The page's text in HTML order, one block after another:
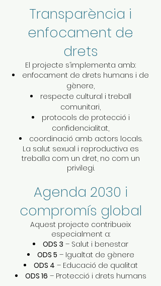
Transparència i
enfocament de
drets
El projecte s’implementa amb:
enfocament de drets humans i de
gènere,
respecte cultural i treball
comunitari,
protocols de protecció i
confidencialitat,
coordinació amb actors locals.
La salut sexual i reproductiva es
treballa com un dret, no com un
privilegi.
Agenda 2030 i
compromís global
Aquest projecte contribueix
especialment a:
ODS 3 – Salut i benestar
ODS 5 – Igualtat de gènere
ODS 4 – Educació de qualitat
ODS 16 – Protecció i drets humans